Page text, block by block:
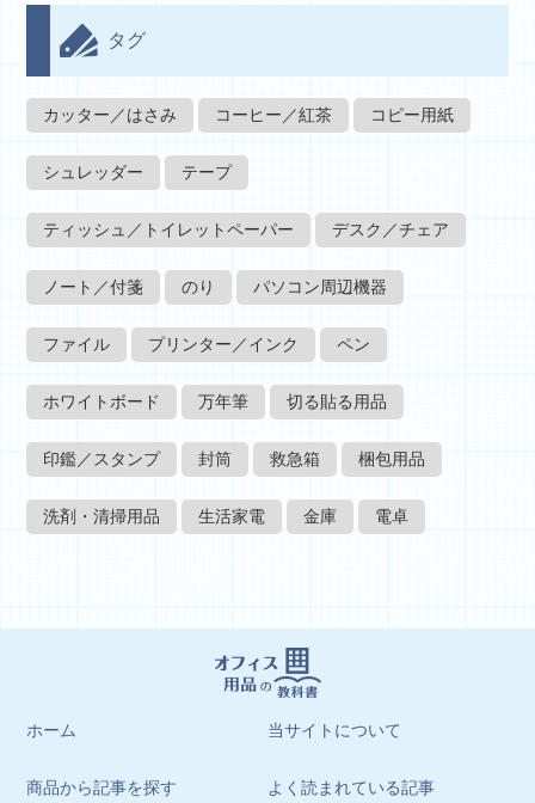
タグ
カッター／はさみ コーヒー／紅茶 コピー用紙
シュレッダー テープ
ティッシュ／トイレットペーパー デスク／チェア
ノート／付箋 のり パソコン周辺機器
ファイル プリンター／インク ペン
ホワイトボード 万年筆 切る貼る用品
印鑑／スタンプ 封筒 救急箱 梱包用品
洗剤・清掃用品 生活家電 金庫 電卓
ホーム 当サイトについて
商品から記事を探す よく読まれている記事